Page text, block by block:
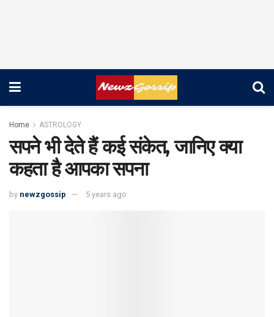
Home ASTROLOGY
सपने भी देते हैं कई संकेत, जानिए क्या
कहता है आपका सपना
by newzgossip 5 years ago